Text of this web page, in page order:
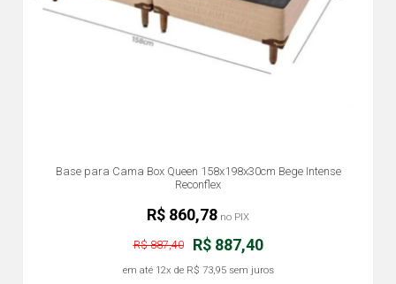
Base para Cama Box Queen 158x198x30cm Bege Intense
Reconflex
R$ 887,40
R$ 887,40
em até 12x de R$ 73,95sem juros
R$ 860,78 no PIX